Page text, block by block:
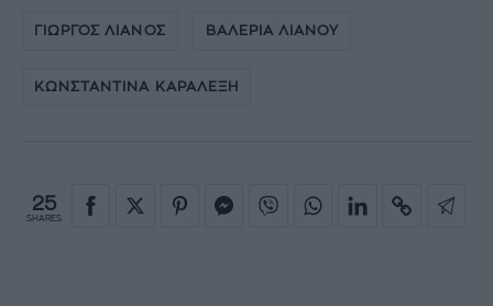
ΓΙΩΡΓΟΣ ΛΙΑΝΟΣ ΒΑΛΕΡΙΑ ΛΙΑΝΟΥ
ΚΩΝΣΤΑΝΤΙΝΑ ΚΑΡΑΛΕΞΗ
25
SHARES